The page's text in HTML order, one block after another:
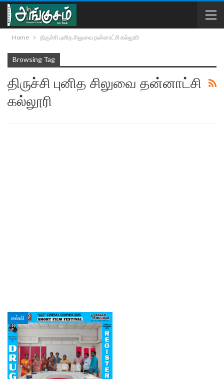
Home திருச்சி புனித சிலுவை தன்னாட்சி கல்லூரி
Browsing Tag
திருச்சி புனித சிலுவை தன்னாட்சி
கல்லூரி
கல்வி